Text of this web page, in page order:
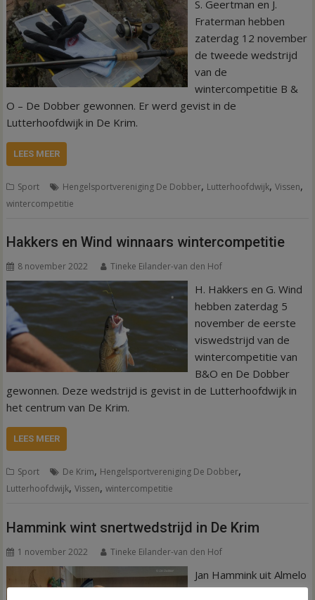
S. Geertman en J.
Fraterman hebben
zaterdag 12 november
de tweede wedstrijd
van de
wintercompetitie B &
O – De Dobber gewonnen. Er werd gevist in de
Lutterhoofdwijk in De Krim.
LEES MEER
Sport Hengelsportvereniging De Dobber, Lutterhoofdwijk,Vissen,
wintercompetitie
Hakkers en Wind winnaars wintercompetitie
8 november 2022 Tineke Eilander-van den Hof
H. Hakkers en G. Wind
hebben zaterdag 5
november de eerste
viswedstrijd van de
wintercompetitie van
B&O en De Dobber
gewonnen. Deze wedstrijd is gevist in de Lutterhoofdwijk in
het centrum van De Krim.
LEES MEER
Sport De Krim, Hengelsportvereniging De Dobber,
Lutterhoofdwijk,Vissen,wintercompetitie
Hammink wint snertwedstrijd in De Krim
1 november 2022 Tineke Eilander-van den Hof
Jan Hammink uit Almelo
heeft zaterdag de